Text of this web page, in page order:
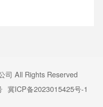
司 All Rights Reserved
冀ICP备2023015425号-1